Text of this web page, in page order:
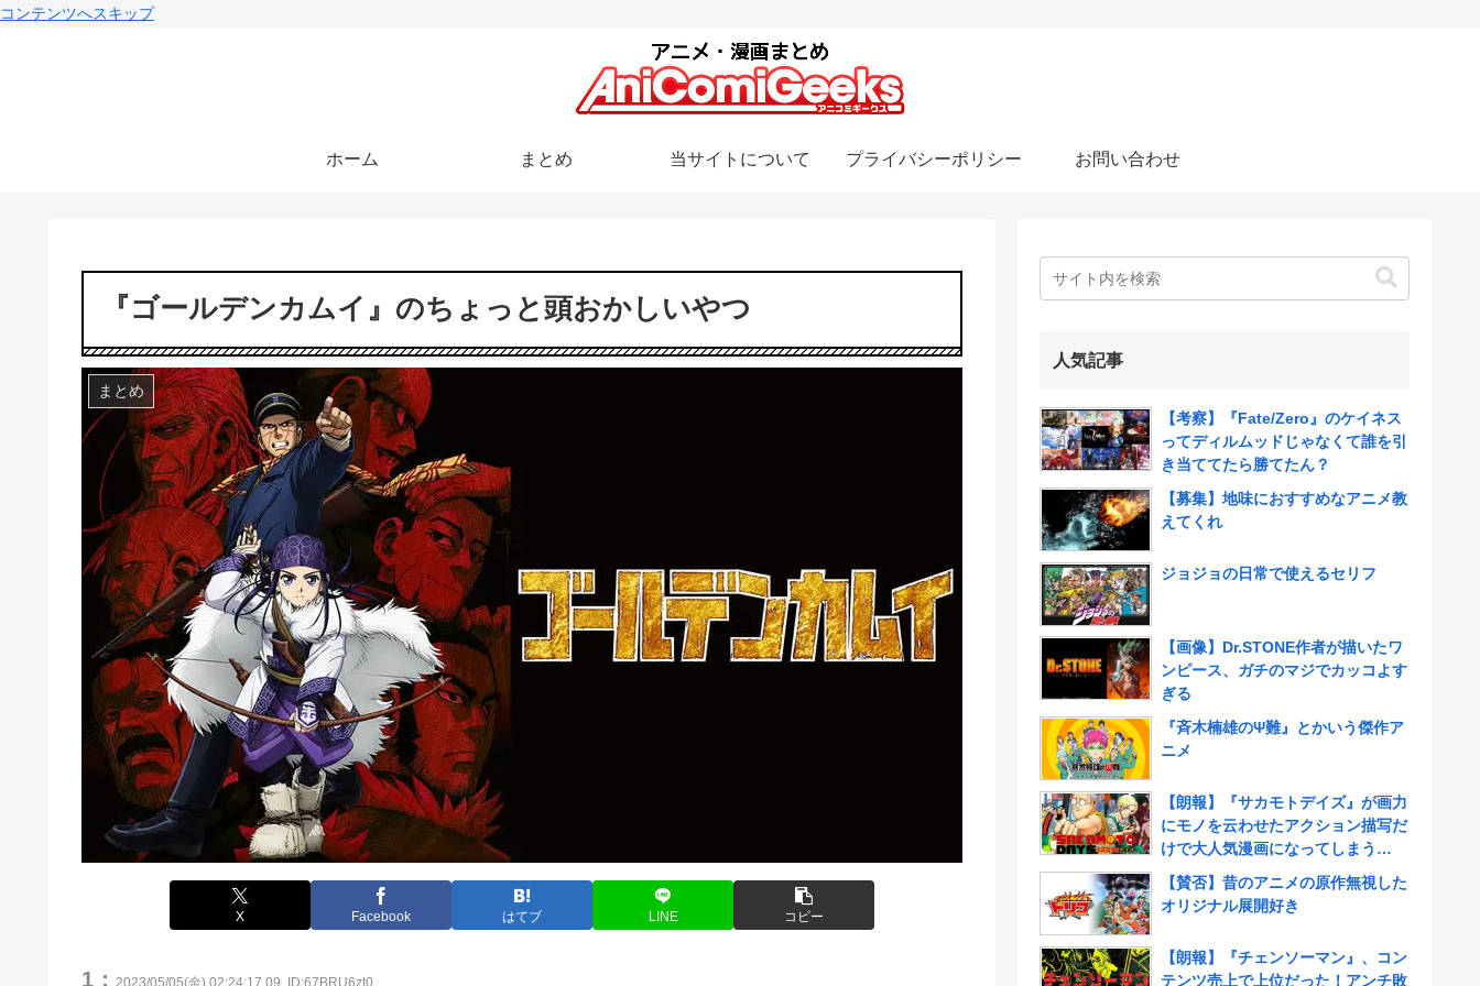
コンテンツへスキップ
ホーム まとめ 当サイトについて プライバシーポリシー お問い合わせ
『ゴールデンカムイ』のちょっと頭おかしいやつ
まとめ
X Facebook はてブ LINE コピー
1： 2023/05/05(金) 02:24:17.09 ID:67BRU6zt0
人気記事
【考察】『Fate/Zero』のケイネス
ってディルムッドじゃなくて誰を引
き当ててたら勝てたん？
【募集】地味におすすめなアニメ教
えてくれ
ジョジョの日常で使えるセリフ
【画像】Dr.STONE作者が描いたワ
ンピース、ガチのマジでカッコよす
ぎる
『斉木楠雄のΨ難』とかいう傑作ア
ニメ
【朗報】『サカモトデイズ』が画力
にモノを云わせたアクション描写だ
けで大人気漫画になってしまう
www
【賛否】昔のアニメの原作無視した
オリジナル展開好き
【朗報】『チェンソーマン』、コン
テンツ売上で上位だった！アンチ敗